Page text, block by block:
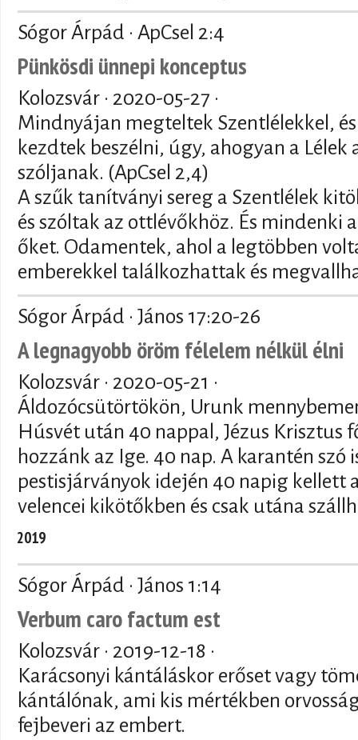
Sógor Árpád · ApCsel 2:4
Pünkösdi ünnepi konceptus
Kolozsvár · 2020-05-27 ·
Mindnyájan megteltek Szentlélekkel,
kezdtek beszélni, úgy, ahogyan a
szóljanak. (ApCsel 2,4)
A szűk tanítványi sereg a Szentlélek
és szóltak az ottlévőkhöz. És mindenki
őket. Odamentek, ahol a legtöbben
emberekkel találkozhattak és
Sógor Árpád · János 17:20-26
A legnagyobb öröm félelem nélkül élni
Kolozsvár · 2020-05-21 ·
Áldozócsütörtökön, Urunk
Húsvét után 40 nappal, Jézus Krisztus
hozzánk az Ige. 40 nap. A karantén szó
pestisjárványok idején 40 napig kellett
velencei kikötőkben és csak utána
2019
Sógor Árpád · János 1:14
Verbum caro factum est
Kolozsvár · 2019-12-18 ·
Karácsonyi kántáláskor erőset vagy
kántálónak, ami kis mértékben
fejbeveri az embert.